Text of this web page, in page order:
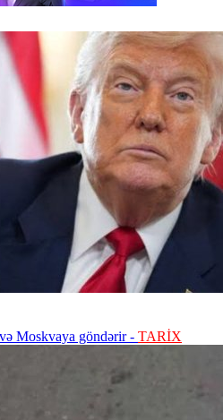
Moskvaya göndərir - TARİX